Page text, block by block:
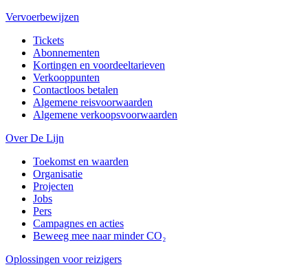
Vervoerbewijzen
Tickets
Abonnementen
Kortingen en voordeeltarieven
Verkooppunten
Contactloos betalen
Algemene reisvoorwaarden
Algemene verkoopsvoorwaarden
Over De Lijn
Toekomst en waarden
Organisatie
Projecten
Jobs
Pers
Campagnes en acties
Beweeg mee naar minder CO₂
Oplossingen voor reizigers